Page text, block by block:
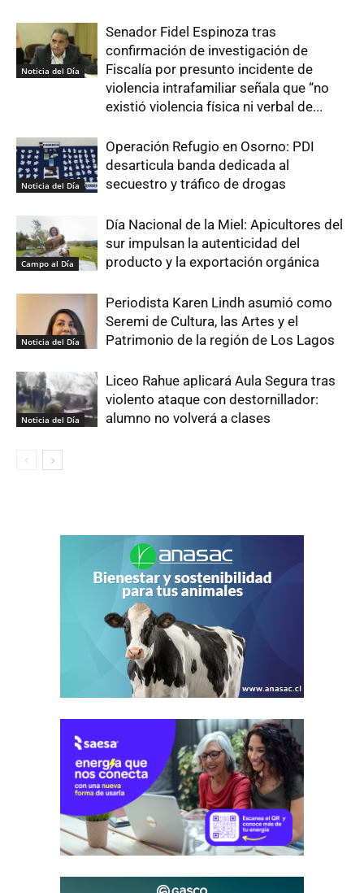
Noticia del Día
Senador Fidel Espinoza tras
confirmación de investigación de
Fiscalía por presunto incidente de
violencia intrafamiliar señala que “no
existió violencia física ni verbal de...
Noticia del Día
Operación Refugio en Osorno: PDI
desarticula banda dedicada al
secuestro y tráfico de drogas
Campo al Día
Día Nacional de la Miel: Apicultores del
sur impulsan la autenticidad del
producto y la exportación orgánica
Noticia del Día
Periodista Karen Lindh asumió como
Seremi de Cultura, las Artes y el
Patrimonio de la región de Los Lagos
Noticia del Día
Liceo Rahue aplicará Aula Segura tras
violento ataque con destornillador:
alumno no volverá a clases